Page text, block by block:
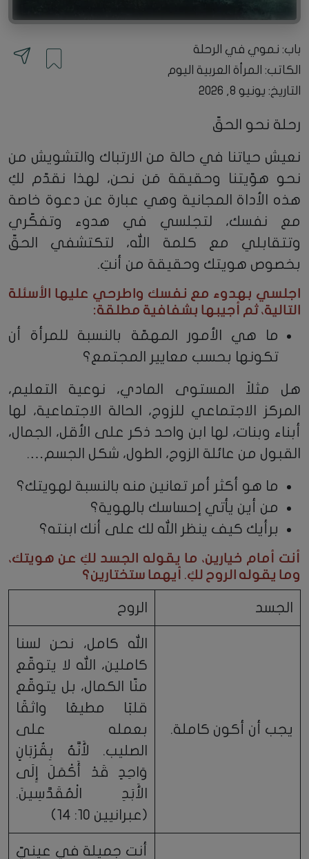
باب: نموي في الرحلة
الكاتب: المرأة العربية اليوم
التاريخ: يونيو 8, 2026
رحلة نحو الحقّ
نعيش حياتنا في حالة من الارتباك والتشويش من
نحو هوّيتنا وحقيقة مَن نحن، لهذا نقدّم لكِ
هذه الأداة المجانية وهي عبارة عن دعوة خاصة
مع نفسك، لتجلسي في هدوء وتفكّري
وتتقابلي مع كلمة الله، لتكتشفي الحقّ
بخصوص هويتك وحقيقة من أنتِ.
اجلسي بهدوء مع نفسك واطرحي عليها الأسئلة
التالية، ثم أجيبها بشفافية مطلقة:
ما هي الأمور المهمّة بالنسبة للمرأة أن
تكونها بحسب معايير المجتمع؟
هل مثلاً المستوى المادي، نوعية التعليم،
المركز الاجتماعي للزوج، الحالة الاجتماعية، لها
أبناء وبنات، لها ابن واحد ذكر على الأقل، الجمال،
القبول من عائلة الزوج، الطول، شكل الجسم….
ما هو أكثر أمر تعانين منه بالنسبة لهويتك؟
من أين يأتي إحساسك بالهوية؟
برأيك كيف ينظر الله لك على أنك ابنته؟
أنت أمام خيارين، ما يقوله الجسد لكِ عن هويتك،
وما يقوله الروح لكِ. أيهما ستختارين؟
الجسد الروح
يجب أن أكون كاملة.
الله كامل، نحن لسنا
كاملين، الله لا يتوقّع
منّا الكمال، بل يتوقّع
قلبًا مطيعًا واثقًا
بعمله على
الصليب. لأَنَّهُ بِقُرْبَانٍ
وَاحِدٍ قَدْ أَكْمَلَ إِلَى
الأَبَدِ الْمُقَدَّسِينَ.
(عبرانيين 10: 14)
أنت جميلة في عينيّ